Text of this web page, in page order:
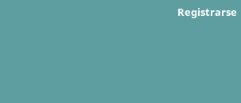
Registrarse